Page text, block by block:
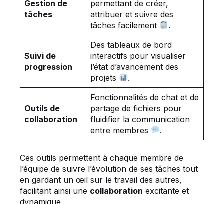
Gestion de
tâches
permettant de créer,
attribuer et suivre des
tâches facilement
.
Suivi de
progression
Des tableaux de bord
interactifs pour visualiser
l’état d’avancement des
projets
.
Outils de
collaboration
Fonctionnalités de chat et de
partage de fichiers pour
fluidifier la communication
entre membres
.
Ces outils permettent à chaque membre de
l’équipe de suivre l’évolution de ses tâches tout
en gardant un œil sur le travail des autres,
facilitant ainsi une collaboration excitante et
dynamique.